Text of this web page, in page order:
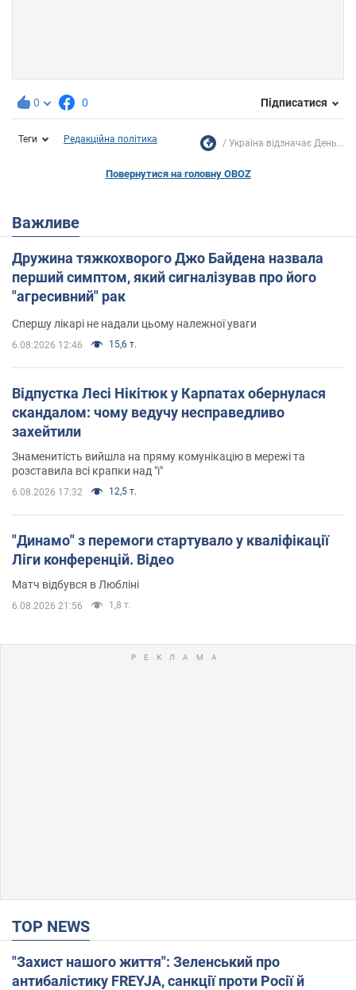
0 0 Підписатися
Теги Редакційна політика Україна відзначає День...
Повернутися на головну OBOZ
Важливе
Дружина тяжкохворого Джо Байдена назвала
перший симптом, який сигналізував про його
"агресивний" рак
Спершу лікарі не надали цьому належної уваги
6.08.2026 12:46 15,6 т.
Відпустка Лесі Нікітюк у Карпатах обернулася
скандалом: чому ведучу несправедливо
захейтили
Знаменитість вийшла на пряму комунікацію в мережі та
розставила всі крапки над "і"
6.08.2026 17:32 12,5 т.
"Динамо" з перемоги стартувало у кваліфікації
Ліги конференцій. Відео
Матч відбувся в Любліні
6.08.2026 21:56 1,8 т.
TOP NEWS
"Захист нашого життя": Зеленський про
антибалістику FREYJA, санкції проти Росії й